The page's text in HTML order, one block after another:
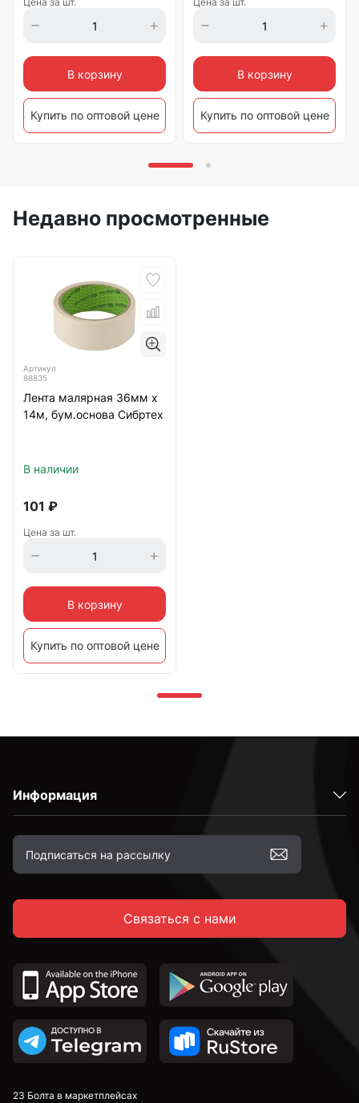
В корзину
Купить по оптовой цене
В корзину
Купить по оптовой цене
Недавно просмотренные
Артикул
88835
Лента малярная 36мм х
14м, бум.основа Сибртех
В наличии
101 ₽
Цена за шт.
В корзину
Купить по оптовой цене
Информация
Связаться с нами
23 Болта в маркетплейсах